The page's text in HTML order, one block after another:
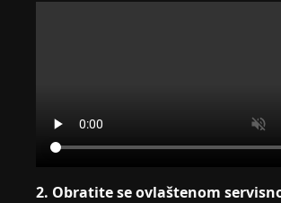
2. Obratite se ovlaštenom